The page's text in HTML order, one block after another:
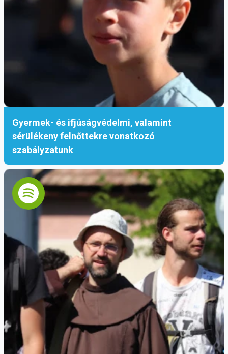
Gyermek- és ifjúságvédelmi, valamint
sérülékeny felnőttekre vonatkozó
szabályzatunk